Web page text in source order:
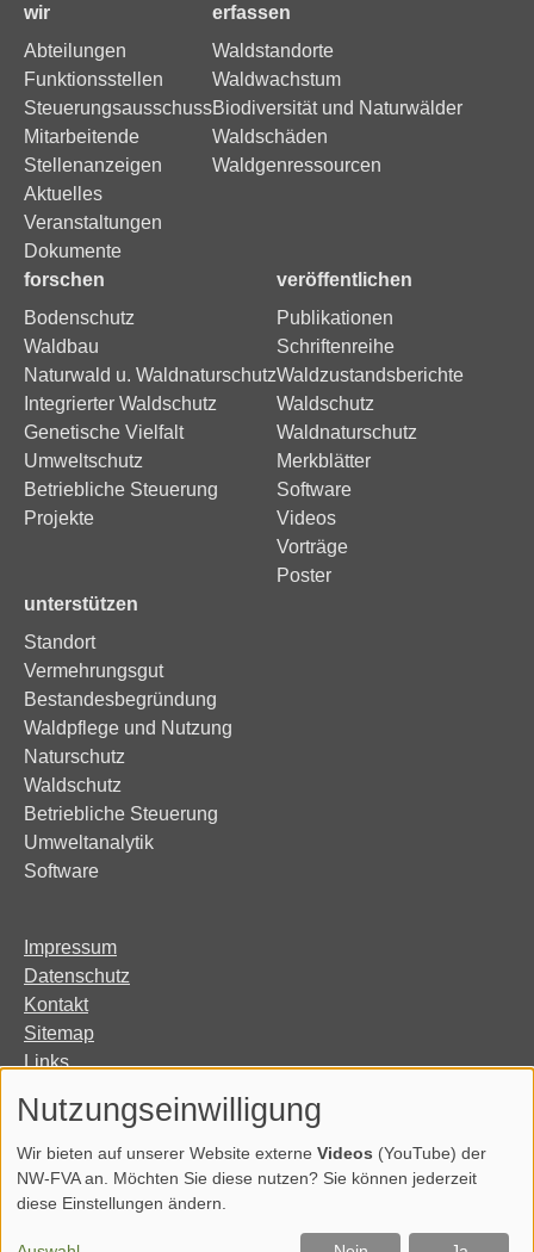
wir
Abteilungen
Funktionsstellen
Steuerungsausschuss
Mitarbeitende
Stellenanzeigen
Aktuelles
Veranstaltungen
Dokumente
erfassen
Waldstandorte
Waldwachstum
Biodiversität und Naturwälder
Waldschäden
Waldgenressourcen
forschen
Bodenschutz
Waldbau
Naturwald u. Waldnaturschutz
Integrierter Waldschutz
Genetische Vielfalt
Umweltschutz
Betriebliche Steuerung
Projekte
veröffentlichen
Publikationen
Schriftenreihe
Waldzustandsberichte
Waldschutz
Waldnaturschutz
Merkblätter
Software
Videos
Vorträge
Poster
unterstützen
Standort
Vermehrungsgut
Bestandesbegründung
Waldpflege und Nutzung
Naturschutz
Waldschutz
Betriebliche Steuerung
Umweltanalytik
Software
Impressum
Datenschutz
Kontakt
Sitemap
Links
Erklärung zur Barrierefreiheit
Nutzungseinwilligung
Wir bieten auf unserer Website externe Videos (YouTube) der
NW-FVA an. Möchten Sie diese nutzen? Sie können jederzeit
diese Einstellungen ändern.